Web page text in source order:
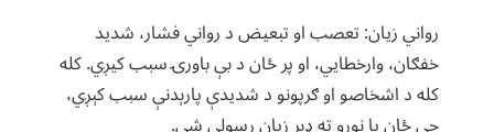
رواني زیان: تعصب او تبعیض د رواني فشار، شدید
خفګان، وارخطایي، او پر ځان د بې باورۍ سبب کیږي. کله
کله د اشخاصو او ګرپونو د شدیدې پارېدنې سبب کېږي،